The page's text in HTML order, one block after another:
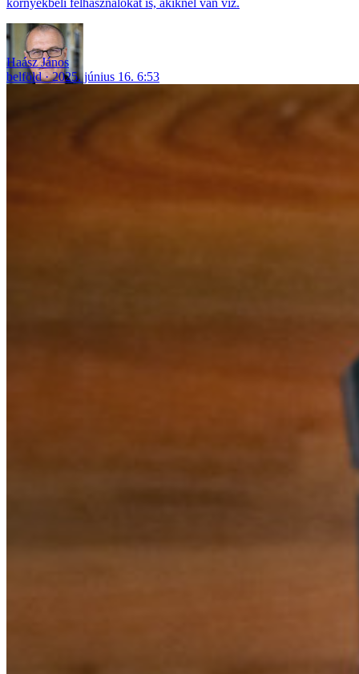
környékbeli felhasználókat is, akiknél van víz.
Haász János
belföld
2025. június 16. 6:53